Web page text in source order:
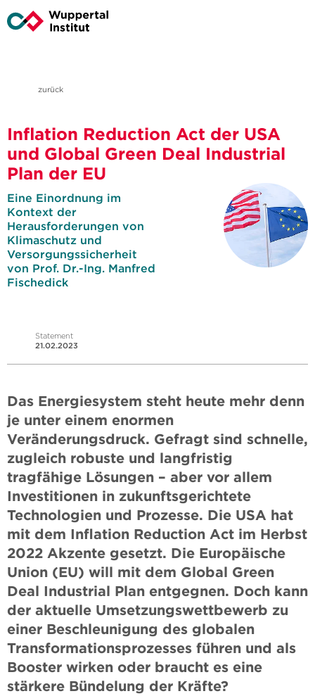
zurück
Inflation Reduction Act der USA
und Global Green Deal Industrial
Plan der EU
Eine Einordnung im
Kontext der
Herausforderungen von
Klimaschutz und
Versorgungssicherheit
von Prof. Dr.-Ing. Manfred
Fischedick
Statement
21.02.2023
Das Energiesystem steht heute mehr denn
je unter einem enormen
Veränderungsdruck. Gefragt sind schnelle,
zugleich robuste und langfristig
tragfähige Lösungen – aber vor allem
Investitionen in zukunftsgerichtete
Technologien und Prozesse. Die USA hat
mit dem Inflation Reduction Act im Herbst
2022 Akzente gesetzt. Die Europäische
Union (EU) will mit dem Global Green
Deal Industrial Plan entgegnen. Doch kann
der aktuelle Umsetzungswettbewerb zu
einer Beschleunigung des globalen
Transformationsprozesses führen und als
Booster wirken oder braucht es eine
stärkere Bündelung der Kräfte?